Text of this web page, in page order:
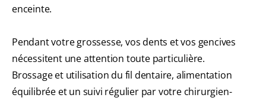
enceinte.
Pendant votre grossesse, vos dents et vos gencives
nécessitent une attention toute particulière.
Brossage et utilisation du fil dentaire, alimentation
équilibrée et un suivi régulier par votre chirurgien-